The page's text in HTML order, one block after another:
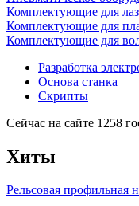
Комплектующие для
Комплектующие для
Комплектующие для
Разработка
Основа станка
Скрипты
Сейчас на сайте 1258
Хиты
Рельсовая профильная